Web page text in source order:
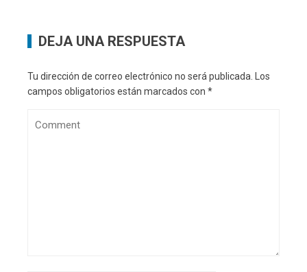
DEJA UNA RESPUESTA
Tu dirección de correo electrónico no será publicada.
Los
campos obligatorios están marcados con *